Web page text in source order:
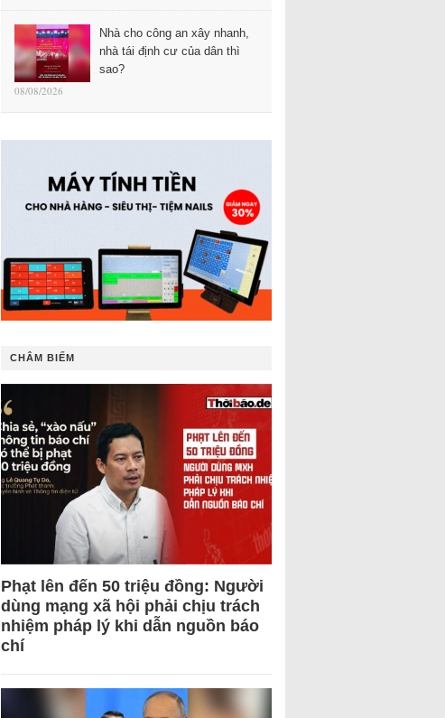
Nhà cho công an xây nhanh,
nhà tái định cư của dân thì
sao?
08/08/2026
CHÂM BIẾM
Phạt lên đến 50 triệu đồng: Người
dùng mạng xã hội phải chịu trách
nhiệm pháp lý khi dẫn nguồn báo
chí